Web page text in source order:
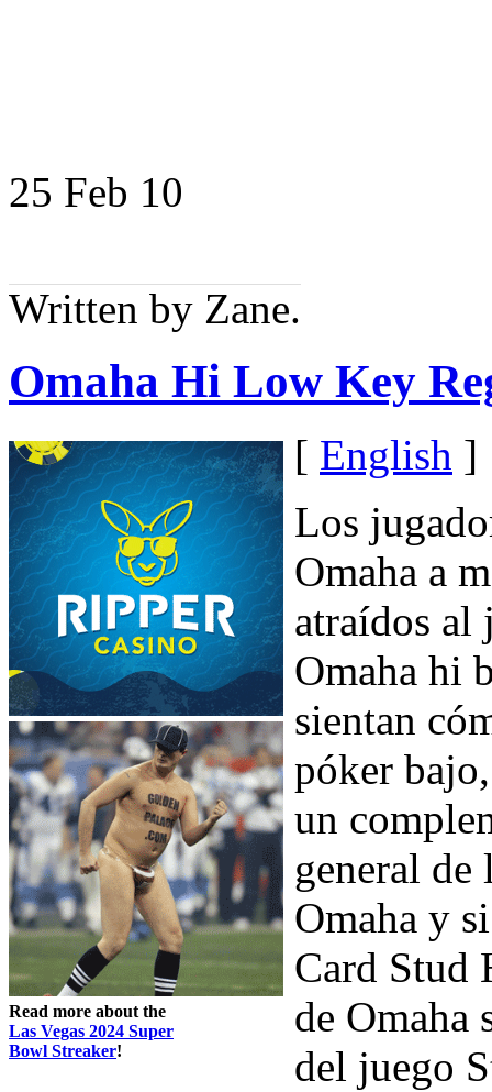
25 Feb 10
Written by Zane.
Omaha Hi Low Key
Read more about the
Las Vegas 2024 Super
Bowl Streaker!
[ English ]
Los
Omaha a
atraídos al
Omaha hi
sientan
póker
un
general de
Omaha y
Card Stud
de Omaha
del juego